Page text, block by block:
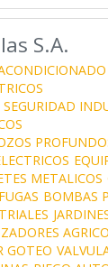
S.A.
METALICOS
BOMBAS
GOTEO